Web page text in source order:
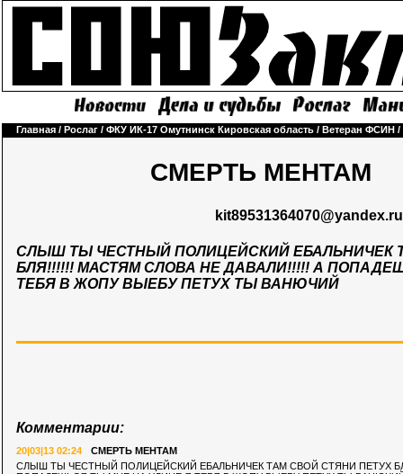
Главная / Рослаг / ФКУ ИК-17 Омутнинск Кировская область / Ветеран ФСИН /
СМЕРТЬ МЕНТАМ
kit89531364070@yandex.ru
СЛЫШ ТЫ ЧЕСТНЫЙ ПОЛИЦЕЙСКИЙ ЕБАЛЬНИЧЕК
БЛЯ!!!!!! МАСТЯМ СЛОВА НЕ ДАВАЛИ!!!!! А
ТЕБЯ В ЖОПУ ВЫЕБУ ПЕТУХ ТЫ ВАНЮЧИЙ
Комментарии:
20|03|13 02:24
СМЕРТЬ МЕНТАМ
СЛЫШ ТЫ ЧЕСТНЫЙ ПОЛИЦЕЙСКИЙ ЕБАЛЬНИЧЕК ТАМ СВОЙ СТЯНИ ПЕТУХ